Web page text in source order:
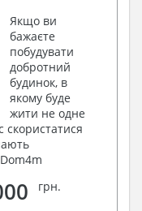
Якщо ви
бажаєте
побудувати
добротний
будинок, в
якому буде
жити не одне
скористатися
Dom4m
грн.